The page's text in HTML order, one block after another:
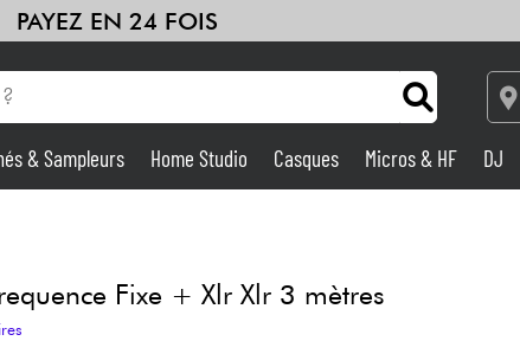
PAYEZ EN 24 FOIS
Home Studio
& Sampleurs Home Studio Casques Micros & HF DJ
Fixe + Xlr Xlr 3 mètres